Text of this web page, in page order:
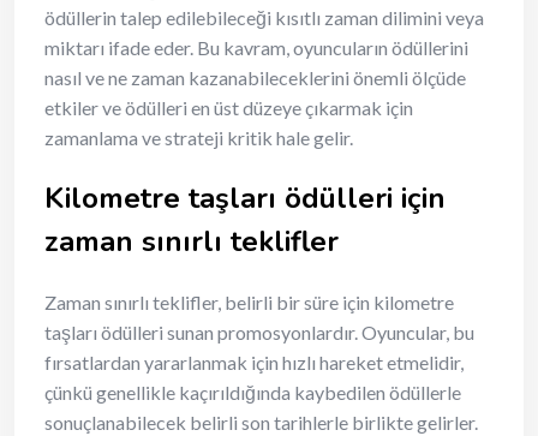
ödüllerin talep edilebileceği kısıtlı zaman dilimini veya
miktarı ifade eder. Bu kavram, oyuncuların ödüllerini
nasıl ve ne zaman kazanabileceklerini önemli ölçüde
etkiler ve ödülleri en üst düzeye çıkarmak için
zamanlama ve strateji kritik hale gelir.
Kilometre taşları ödülleri için
zaman sınırlı teklifler
Zaman sınırlı teklifler, belirli bir süre için kilometre
taşları ödülleri sunan promosyonlardır. Oyuncular, bu
fırsatlardan yararlanmak için hızlı hareket etmelidir,
çünkü genellikle kaçırıldığında kaybedilen ödüllerle
sonuçlanabilecek belirli son tarihlerle birlikte gelirler.